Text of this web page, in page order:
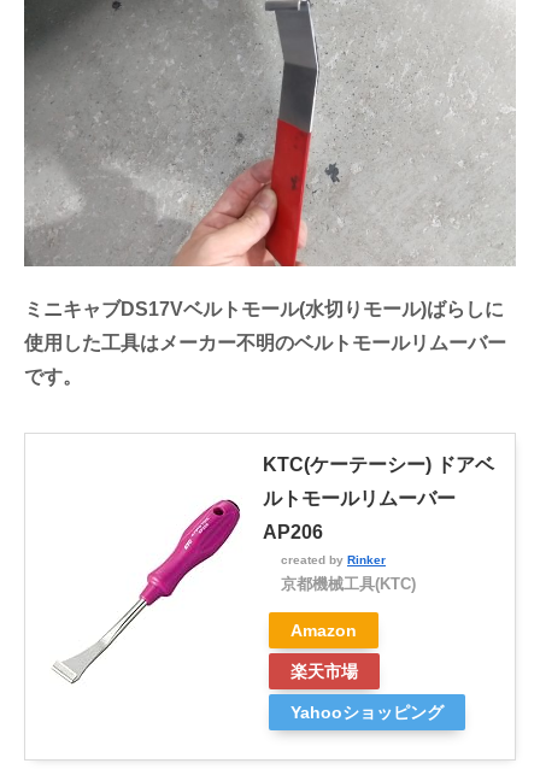
ミニキャブDS17Vベルトモール(水切りモール)ばらしに
使用した工具はメーカー不明のベルトモールリムーバー
です。
KTC(ケーテーシー) ドアベ
ルトモールリムーバー
AP206
created by Rinker
京都機械工具(KTC)
Amazon
楽天市場
Yahooショッピング